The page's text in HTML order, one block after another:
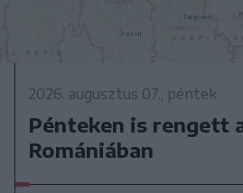
2026. augusztus 07., péntek
Pénteken is rengett
Romániában